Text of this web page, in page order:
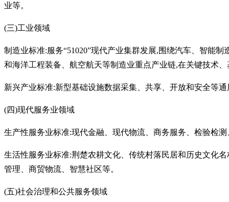
业等。
(三)工业领域
制造业标准:服务“51020”现代产业集群发展,围绕汽车、智能制
和海洋工程装备、航空航天等制造业重点产业链,在关键技术
新兴产业标准:新型基础设施数据采集、共享、开放和安全等
(四)现代服务业领域
生产性服务业标准:现代金融、现代物流、商务服务、检验检
生活性服务业标准:荆楚农耕文化、传统村落民居和历史文化
管理、商贸物流、智慧社区等。
(五)社会治理和公共服务领域